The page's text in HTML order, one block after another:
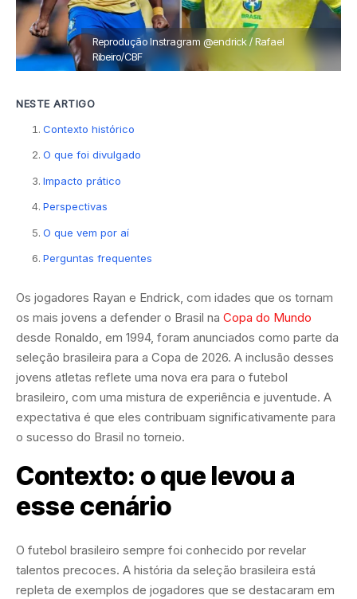
Reprodução Instragram @endrick / Rafael
Ribeiro/CBF
NESTE ARTIGO
Contexto histórico
O que foi divulgado
Impacto prático
Perspectivas
O que vem por aí
Perguntas frequentes
Os jogadores Rayan e Endrick, com idades que os tornam
os mais jovens a defender o Brasil na Copa do Mundo
desde Ronaldo, em 1994, foram anunciados como parte da
seleção brasileira para a Copa de 2026. A inclusão desses
jovens atletas reflete uma nova era para o futebol
brasileiro, com uma mistura de experiência e juventude. A
expectativa é que eles contribuam significativamente para
o sucesso do Brasil no torneio.
Contexto: o que levou a
esse cenário
O futebol brasileiro sempre foi conhecido por revelar
talentos precoces. A história da seleção brasileira está
repleta de exemplos de jogadores que se destacaram em